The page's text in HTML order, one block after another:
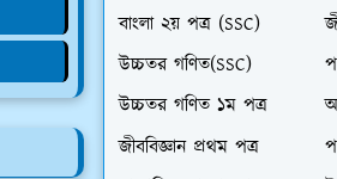
বাংলা ২য় পত্র (SSC)
উচ্চতর গণিত(SSC)
উচ্চতর গণিত ১ম পত্র
জীববিজ্ঞান প্রথম পত্র